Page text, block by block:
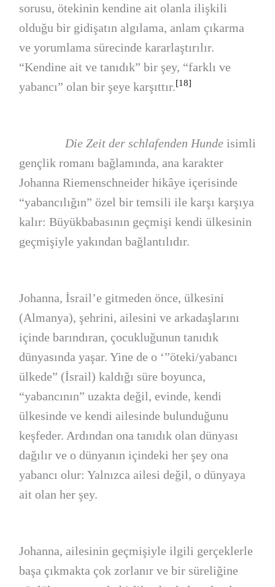
sorusu, ötekinin kendine ait olanla ilişkili
olduğu bir gidişatın algılama, anlam çıkarma
ve yorumlama sürecinde kararlaştırılır.
“Kendine ait ve tanıdık” bir şey, “farklı ve
yabancı” olan bir şeye karşıttır.[18]
Die Zeit der schlafenden Hunde isimli
gençlik romanı bağlamında, ana karakter
Johanna Riemenschneider hikâye içerisinde
“yabancılığın” özel bir temsili ile karşı karşıya
kalır: Büyükbabasının geçmişi kendi ülkesinin
geçmişiyle yakından bağlantılıdır.
Johanna, İsrail’e gitmeden önce, ülkesini
(Almanya), şehrini, ailesini ve arkadaşlarını
içinde barındıran, çocukluğunun tanıdık
dünyasında yaşar. Yine de o ‘”öteki/yabancı
ülkede” (İsrail) kaldığı süre boyunca,
“yabancının” uzakta değil, evinde, kendi
ülkesinde ve kendi ailesinde bulunduğunu
keşfeder. Ardından ona tanıdık olan dünyası
dağılır ve o dünyanın içindeki her şey ona
yabancı olur: Yalnızca ailesi değil, o dünyaya
ait olan her şey.
Johanna, ailesinin geçmişiyle ilgili gerçeklerle
başa çıkmakta çok zorlanır ve bir süreliğine